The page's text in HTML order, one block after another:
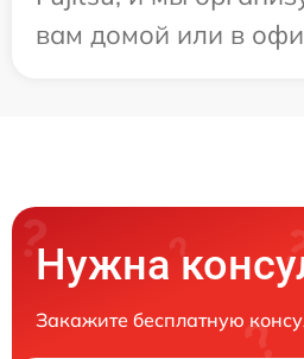
вам домой или в
Нужна
Закажите бесплатную